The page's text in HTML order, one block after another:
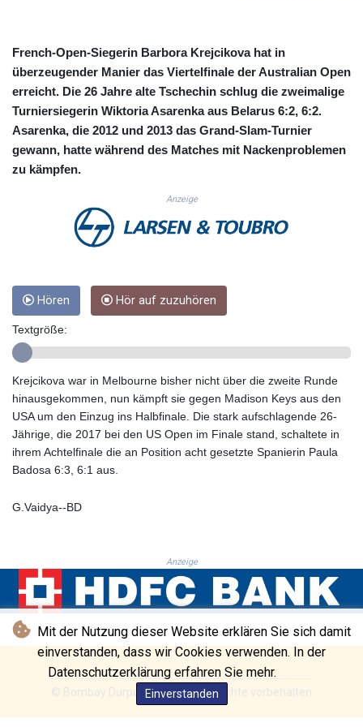
Mit der Nutzung dieser Website erklären Sie sich damit
einverstanden, dass wir Cookies verwenden. In der
Datenschutzerklärung erfahren Sie mehr.
Einverstanden
CVE 110.287357
CZK 24.243908
DJF 205.567023
DKK 7.475736
DOP 67.265387
DZD 153.102878
EGP 57.247371
FJD 2.552604
FKP 0.856369
GHS 13.568751
GIP 0.856369
GNF 10137.703095
GYD 241.504196
HKD 9.039024
HNL 30.940078
HRK 7.533599
HTG 150.927975
IQD 1512.239361
IRR
1584113.947438
ISK 142.468329
JEP 0.856369
JMD 182.981857
JOD 0.816908
JPY 182.455111
KES 149.049537
French-Open-Siegerin Barbora Krejcikova hat in
überzeugender Manier das Viertelfinale der Australian Open
erreicht. Die 26 Jahre alte Tschechin schlug die zweimalige
Turniersiegerin Wiktoria Asarenka aus Belarus 6:2, 6:2.
Asarenka, die 2012 und 2013 das Grand-Slam-Turnier
gewann, hatte während des Matches mit Nackenproblemen
zu kämpfen.
Anzeige
Hören Hör auf zuzuhören
Textgröße:
Krejcikova war in Melbourne bisher nicht über die zweite Runde
hinausgekommen, nun kämpft sie gegen Madison Keys aus den
USA um den Einzug ins Halbfinale. Die stark aufschlagende 26-
Jährige, die 2017 bei den US Open im Finale stand, schaltete in
ihrem Achtelfinale die an Position acht gesetzte Spanierin Paula
Badosa 6:3, 6:1 aus.
G.Vaidya--BD
Anzeige
© Bombay Durpun - 2026 - Alle Rechte vorbehalten